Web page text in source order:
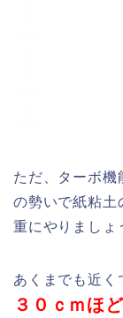
ただ、ターボ機
の勢いで紙粘土
重にやりましょ
あくまでも近く
３０ｃｍほ